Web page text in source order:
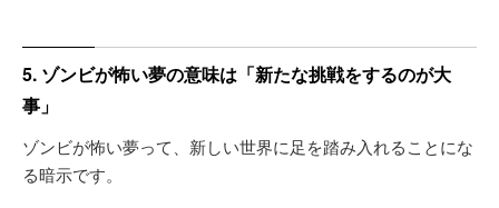
5. ゾンビが怖い夢の意味は「新たな挑戦をするのが大
事」
ゾンビが怖い夢って、新しい世界に足を踏み入れることにな
る暗示です。